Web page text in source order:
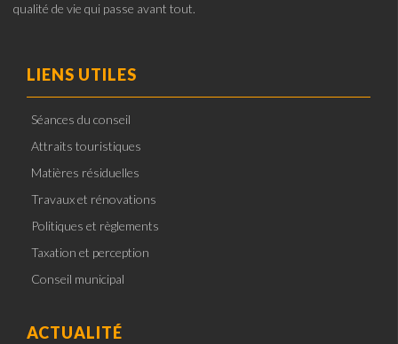
qualité de vie qui passe avant tout.
LIENS UTILES
Séances du conseil
Attraits touristiques
Matières résiduelles
Travaux et rénovations
Politiques et règlements
Taxation et perception
Conseil municipal
ACTUALITÉ